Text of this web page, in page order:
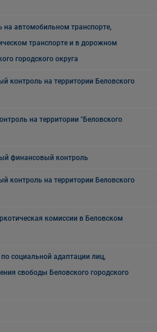
автомобильном транспорте,
транспорте и в дорожном
городского округа
контроль на территории Беловского
на территории "Беловского
финансовый контроль
контроль на территории Беловского
комиссии в Беловском
социальной адаптации лиц,
свободы Беловского городского